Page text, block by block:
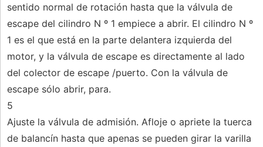
sentido normal de rotación hasta que la válvula de
escape del cilindro N º 1 empiece a abrir. El cilindro N º
1 es el que está en la parte delantera izquierda del
motor, y la válvula de escape es directamente al lado
del colector de escape /puerto. Con la válvula de
escape sólo abrir, para.
5
Ajuste la válvula de admisión. Afloje o apriete la tuerca
de balancín hasta que apenas se pueden girar la varilla